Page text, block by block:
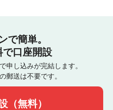
で簡単。
で口座開設
申し込みが完結します。
郵送は不要です。
（無料）